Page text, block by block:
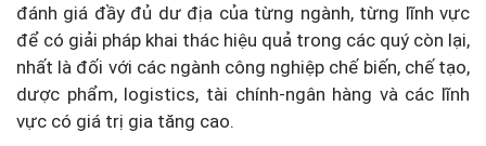
đánh giá đầy đủ dư địa của từng ngành, từng lĩnh vực
để có giải pháp khai thác hiệu quả trong các quý còn lại,
nhất là đối với các ngành công nghiệp chế biến, chế tạo,
dược phẩm, logistics, tài chính-ngân hàng và các lĩnh
vực có giá trị gia tăng cao.